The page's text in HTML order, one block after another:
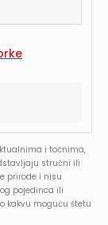
i točnima,
stručni ili
prirode i nisu
pojedinca ili
kakvu moguću štetu